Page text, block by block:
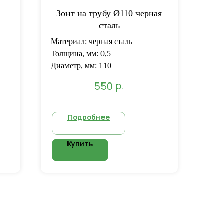
Зонт на трубу Ø110 черная
сталь
Материал: черная сталь
Толщина, мм: 0,5
Диаметр, мм: 110
550 р.
Подробнее
Купить